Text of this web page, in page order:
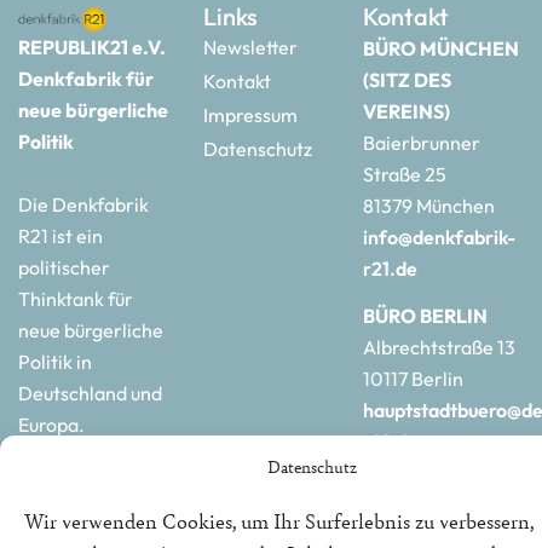
Datenschutz
Wir verwenden Cookies, um Ihr Surferlebnis zu verbessern,
REPUBLIK21 e.V.
Denkfabrik für
neue bürgerliche
Politik
Die Denkfabrik
R21 ist ein
politischer
Thinktank für
neue bürgerliche
Politik in
Deutschland und
Europa.
Links
Newsletter
Kontakt
Impressum
Datenschutz
Kontakt
BÜRO MÜNCHEN
(SITZ DES
VEREINS)
Baierbrunner
Straße 25
81379 München
info@denkfabrik-
r21.de
BÜRO BERLIN
Albrechtstraße 13
10117 Berlin
r21.de